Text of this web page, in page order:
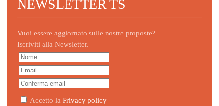
NEWSLETTER TS
Vuoi essere aggiornato sulle nostre proposte?
Iscriviti alla Newsletter.
Accetto la Privacy policy